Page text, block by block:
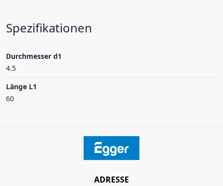
Spezifikationen
Durchmesser d1
4.5
Länge L1
60
ADRESSE